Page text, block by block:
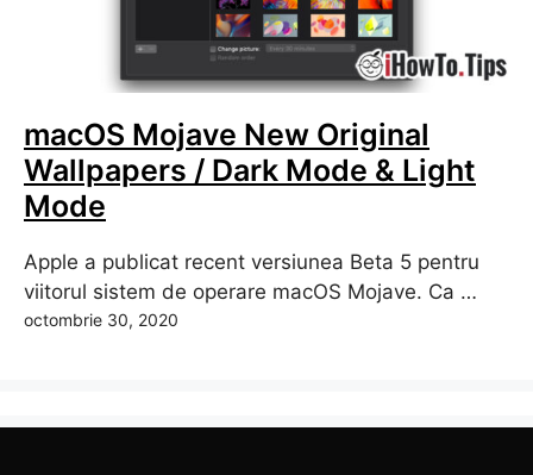
macOS Mojave New Original
Wallpapers / Dark Mode & Light
Mode
Apple a publicat recent versiunea Beta 5 pentru
viitorul sistem de operare macOS Mojave. Ca …
octombrie 30, 2020